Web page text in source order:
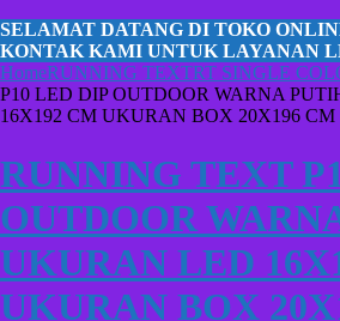
SELAMAT DATANG DI TOKO
KONTAK KAMI UNTUK LAYANAN
HomeRUNNING TEXTRT SINGLE
P10 LED DIP OUTDOOR WARNA
16X192 CM UKURAN BOX 20X196 CM
RUNNING TEXT
OUTDOOR
UKURAN LED
UKURAN BOX